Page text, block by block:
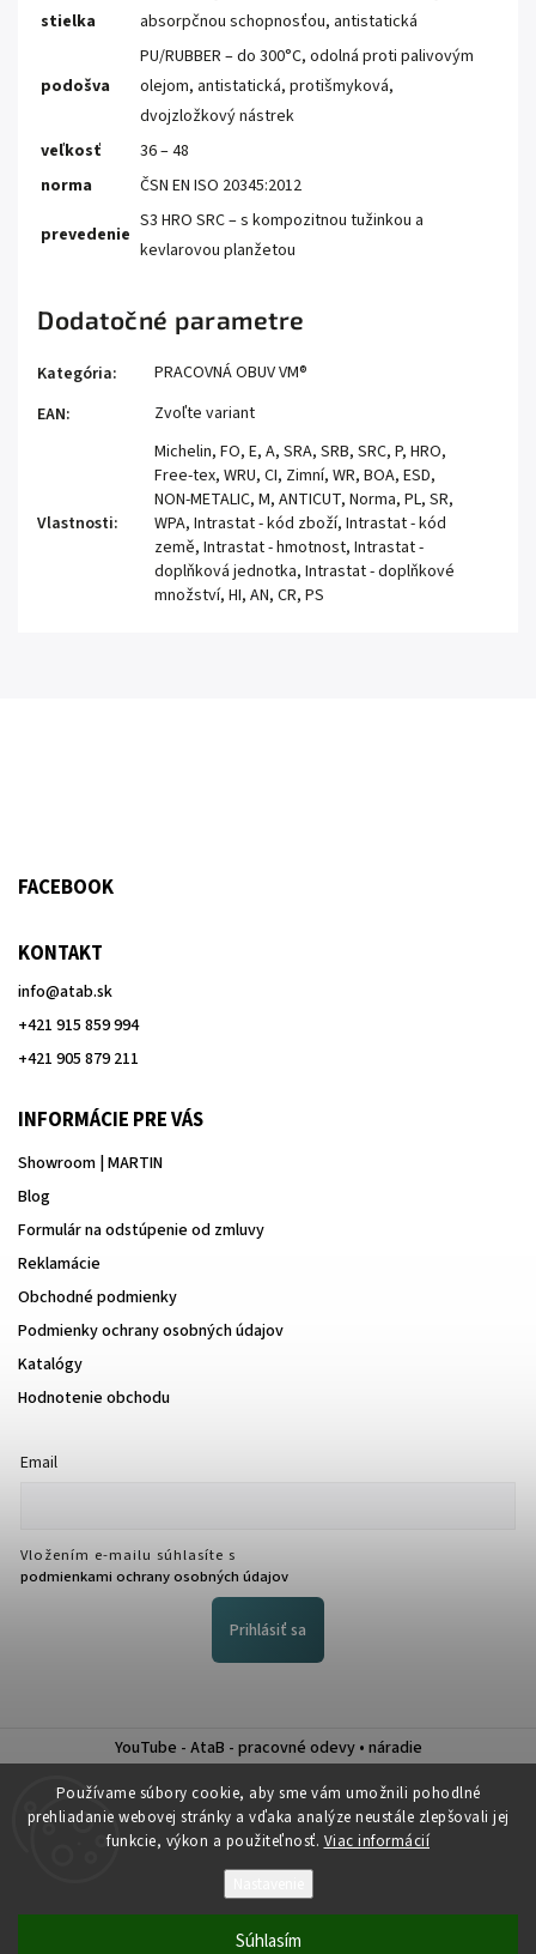
Používame súbory cookie, aby sme vám umožnili pohodlné
prehliadanie webovej stránky a vďaka analýze neustále zlepšovali jej
funkcie, výkon a použiteľnosť. Viac informácií
Súhlasím
stielka
absorpčnou schopnosťou, antistatická
podošva
PU/RUBBER – do 300°C, odolná proti palivovým
olejom, antistatická, protišmyková,
dvojzložkový nástrek
veľkosť
36 – 48
norma
ČSN EN ISO 20345:2012
prevedenie
S3 HRO SRC – s kompozitnou tužinkou a
kevlarovou planžetou
Dodatočné parametre
Kategória:
PRACOVNÁ OBUV VM®
EAN: Zvoľte variant
Vlastnosti:
Michelin, FO, E, A, SRA, SRB, SRC, P, HRO,
Free-tex, WRU, CI, Zimní, WR, BOA, ESD,
NON-METALIC, M, ANTICUT, Norma, PL, SR,
WPA, Intrastat - kód zboží, Intrastat - kód
země, Intrastat - hmotnost, Intrastat -
doplňková jednotka, Intrastat - doplňkové
množství, HI, AN, CR, PS
FACEBOOK
KONTAKT
info@atab.sk
+421 915 859 994
+421 905 879 211
INFORMÁCIE PRE VÁS
Showroom | MARTIN
Blog
Formulár na odstúpenie od zmluvy
Reklamácie
Obchodné podmienky
Podmienky ochrany osobných údajov
Katalógy
Hodnotenie obchodu
Email
Vložením e-mailu súhlasíte s
podmienkami ochrany osobných údajov
Prihlásiť sa
YouTube - AtaB - pracovné odevy • náradie
Nákup na splátky QUATRO
Atab. Všetky práva vyhradené.